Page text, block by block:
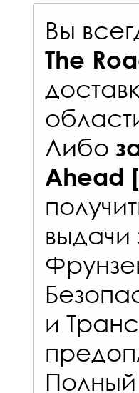
Вы
The
Либо
Ahead
выдачи
и